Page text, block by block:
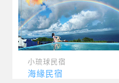
小琉球民宿
海緣民宿